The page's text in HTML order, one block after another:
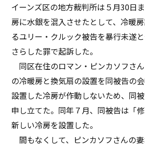
イーンズ区の地方裁判所は５月30日
房に水銀を混入させたとして、冷暖
るユリー・クルック被告を暴行未遂
さらした罪で起訴した。
同区在住のロマン・ピンカソフさ
の冷暖房と換気扇の設置を同被告の
設置した冷房が作動しないため、同
申し立てた。同年７月、同被告は「修
新しい冷房を設置した。
間もなくして、ピンカソフさんの